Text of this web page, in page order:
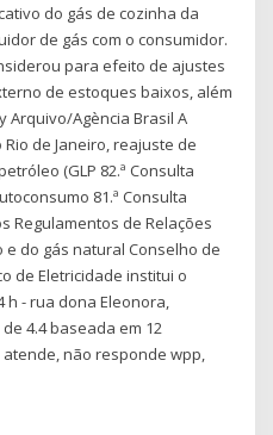
do gás de cozinha da
de gás com o consumidor.
para efeito de ajustes
de estoques baixos, além
Agència Brasil A
de Janeiro, reajuste de
(GLP 82.ª Consulta
81.ª Consulta
Regulamentos de Relações
do gás natural Conselho de
de Eletricidade institui o
h - rua dona Eleonora,
4.4 baseada em 12
não responde wpp,